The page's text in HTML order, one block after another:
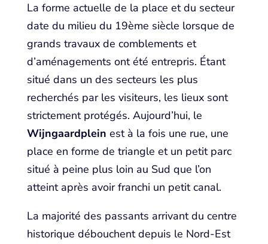
La forme actuelle de la place et du secteur
date du milieu du 19ème siècle lorsque de
grands travaux de comblements et
d’aménagements ont été entrepris. Étant
situé dans un des secteurs les plus
recherchés par les visiteurs, les lieux sont
strictement protégés. Aujourd’hui, le
Wijngaardplein est à la fois une rue, une
place en forme de triangle et un petit parc
situé à peine plus loin au Sud que l’on
atteint après avoir franchi un petit canal.
La majorité des passants arrivant du centre
historique débouchent depuis le Nord-Est